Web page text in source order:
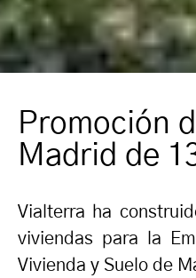
Promoción
Madrid de
Vialterra ha
viviendas para la
Vivienda y Suelo de